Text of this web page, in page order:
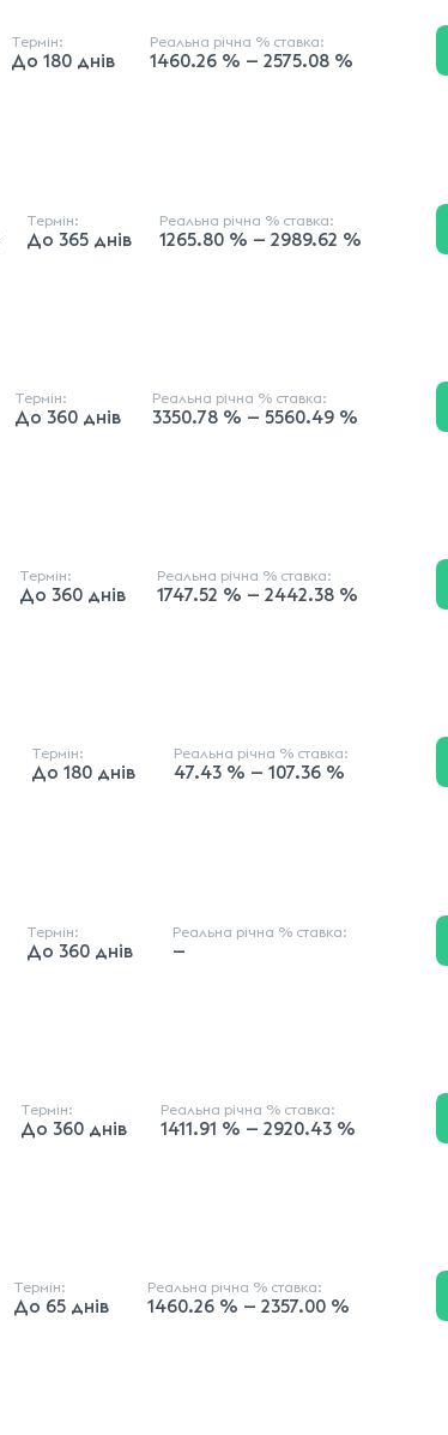
Термін:
До 180 днів
Реальна річна % ставка:
1460.26 % — 2575.08 %
Термін:
До 365 днів
Реальна річна % ставка:
1265.80 % — 2989.62 %
Термін:
До 360 днів
Реальна річна % ставка:
3350.78 % — 5560.49 %
Термін:
До 360 днів
Реальна річна % ставка:
1747.52 % — 2442.38 %
Термін:
До 180 днів
Реальна річна % ставка:
47.43 % — 107.36 %
Термін:
До 360 днів
Реальна річна % ставка:
—
Термін:
До 360 днів
Реальна річна % ставка:
1411.91 % — 2920.43 %
Термін:
До 65 днів
Реальна річна % ставка:
1460.26 % — 2357.00 %